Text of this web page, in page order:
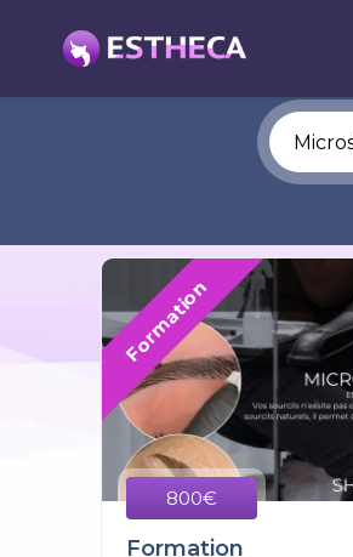
Formation
800€
Formation